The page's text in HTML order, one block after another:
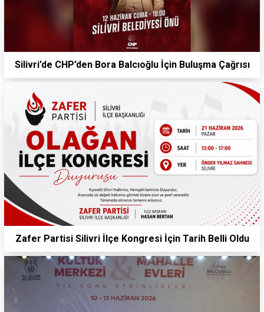
Silivri’de CHP’den Bora Balcıoğlu İçin Buluşma Çağrısı
Zafer Partisi Silivri İlçe Kongresi İçin Tarih Belli Oldu